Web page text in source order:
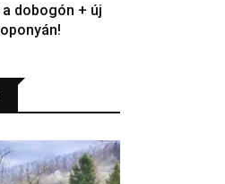
dobogón + új